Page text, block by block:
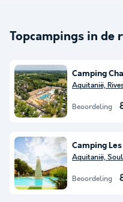
Topcampings in de
Camping
Aquitanië,
Beoordeling
Camping
Aquitanië,
Beoordeling